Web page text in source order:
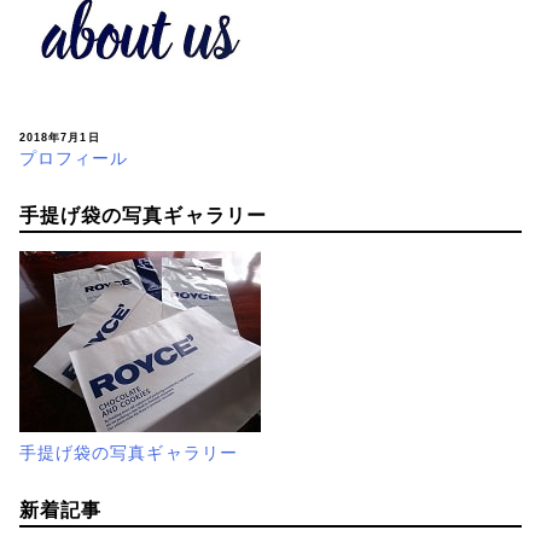
2018年7月1日
プロフィール
手提げ袋の写真ギャラリー
手提げ袋の写真ギャラリー
新着記事